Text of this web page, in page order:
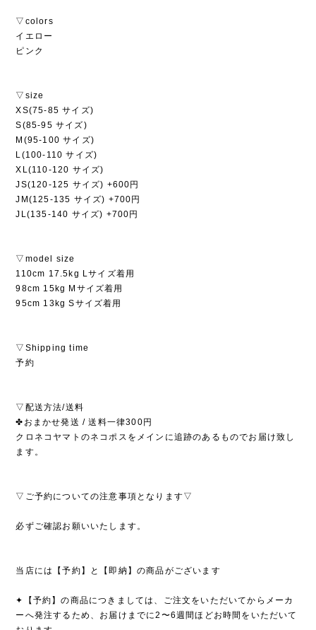
▽colors
イエロー
ピンク
▽size
XS(75-85 サイズ)
S(85-95 サイズ)
M(95-100 サイズ)
L(100-110 サイズ)
XL(110-120 サイズ)
JS(120-125 サイズ) +600円
JM(125-135 サイズ) +700円
JL(135-140 サイズ) +700円
▽model size
110cm 17.5kg Lサイズ着用
98cm 15kg Mサイズ着用
95cm 13kg Sサイズ着用
▽Shipping time
予約
▽配送方法/送料
✤おまかせ発送 / 送料一律300円
クロネコヤマトのネコポスをメインに追跡のあるものでお届け致し
ます。
▽ご予約についての注意事項となります▽
必ずご確認お願いいたします。
当店には【予約】と【即納】の商品がございます
✦【予約】の商品につきましては、ご注文をいただいてからメーカ
ーへ発注するため、お届けまでに2〜6週間ほどお時間をいただいて